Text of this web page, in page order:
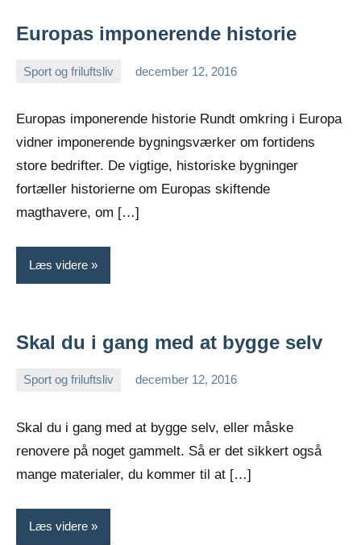
Europas imponerende historie
Sport og friluftsliv december 12, 2016
Esben
Europas imponerende historie Rundt omkring i Europa
vidner imponerende bygningsværker om fortidens
store bedrifter. De vigtige, historiske bygninger
fortæller historierne om Europas skiftende
magthavere, om […]
Læs videre
Skal du i gang med at bygge selv
Sport og friluftsliv december 12, 2016
Esben
Skal du i gang med at bygge selv, eller måske
renovere på noget gammelt. Så er det sikkert også
mange materialer, du kommer til at […]
Læs videre